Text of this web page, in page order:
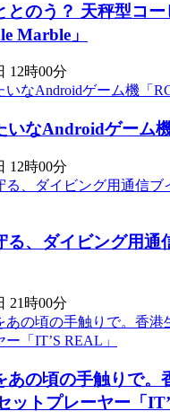
とのう？ 天秤型コ
Marble」
12時00分
いなAndroidゲーム
12時00分
る、ダイビング用通
21時00分
あの頃の手触りで。
ットプレーヤー「